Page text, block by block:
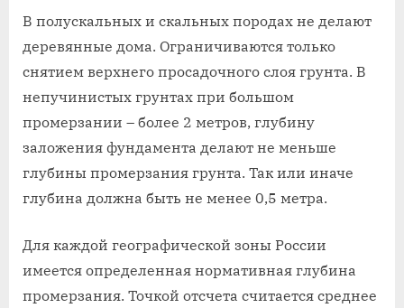
В полускальных и скальных породах не делают
деревянные дома. Ограничиваются только
снятием верхнего просадочного слоя грунта. В
непучинистых грунтах при большом
промерзании – более 2 метров, глубину
заложения фундамента делают не меньше
глубины промерзания грунта. Так или иначе
глубина должна быть не менее 0,5 метра.
Для каждой географической зоны России
имеется определенная нормативная глубина
промерзания. Точкой отсчета считается среднее